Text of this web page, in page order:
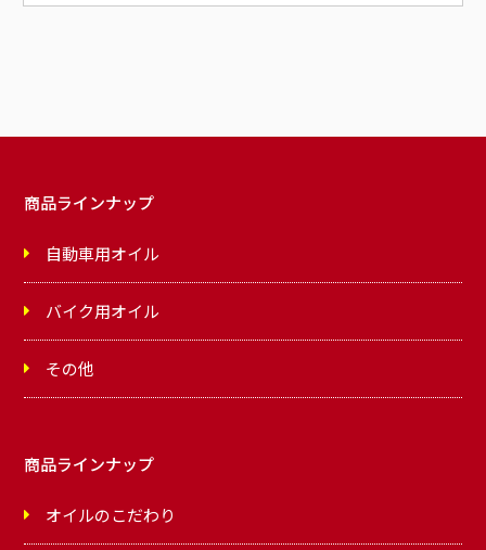
商品ラインナップ
自動車用オイル
バイク用オイル
その他
商品ラインナップ
オイルのこだわり